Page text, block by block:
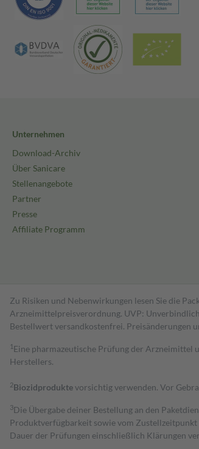
Unternehmen
Download-Archiv
Über Sanicare
Stellenangebote
Partner
Presse
Affiliate Programm
Zu Risiken und Nebenwirkungen lesen Sie die
Arzneimittelpreisverordnung. UVP:
Bestell­wert versand­kosten­frei. Preisänderungen
1 Eine pharmazeutische Prüfung der Arzneimittel
Herstellers.
2Biozidproduktevorsichtig verwenden. Vor
3Die Übergabe deiner Bestellung an den
Produktverfügbarkeit sowie vom
Dauer der Prüfungen einschließlich Klärungen